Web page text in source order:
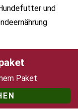
und
Paket